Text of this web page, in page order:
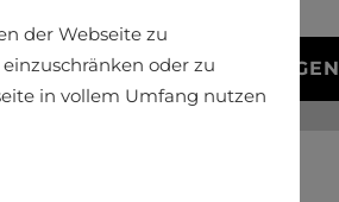
IN DEN WARENKORB LEGEN
der Webseite zu
oder zu
in vollem Umfang nutzen